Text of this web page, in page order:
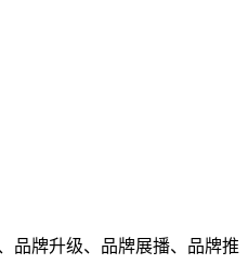
品牌升级、品牌展播、品牌推